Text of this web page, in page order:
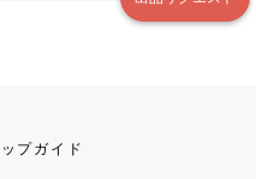
プガイド